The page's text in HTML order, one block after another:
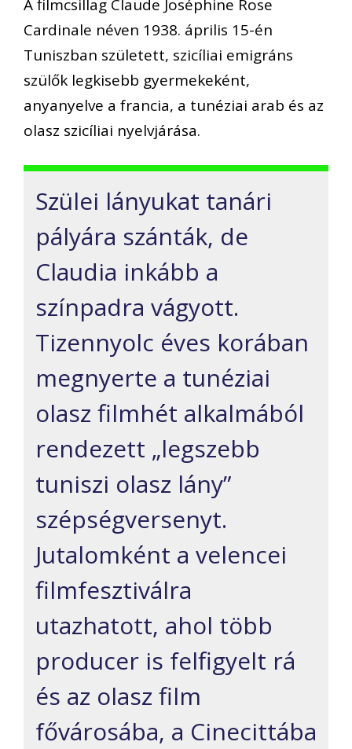
A filmcsillag Claude Joséphine Rose
Cardinale néven 1938. április 15-én
Tuniszban született, szicíliai emigráns
szülők legkisebb gyermekeként,
anyanyelve a francia, a tunéziai arab és az
olasz szicíliai nyelvjárása.
Szülei lányukat tanári
pályára szánták, de
Claudia inkább a
színpadra vágyott.
Tizennyolc éves korában
megnyerte a tunéziai
olasz filmhét alkalmából
rendezett „legszebb
tuniszi olasz lány”
szépségversenyt.
Jutalomként a velencei
filmfesztiválra
utazhatott, ahol több
producer is felfigyelt rá
és az olasz film
fővárosába, a Cinecittába